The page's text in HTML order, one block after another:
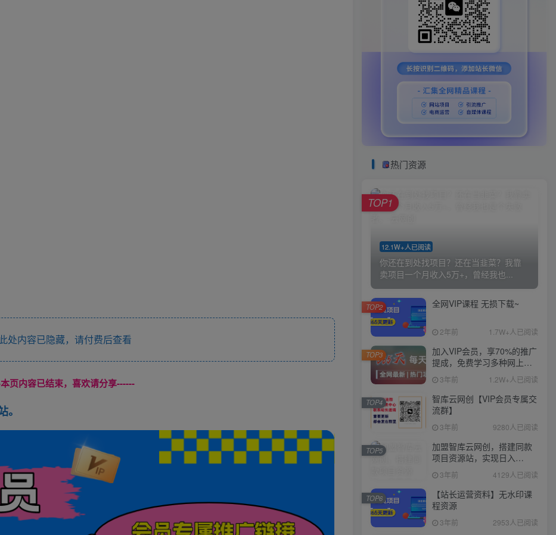
此处内容已隐藏，请付费后查看
页内容已结束，喜欢请分享------
热门资源
12.1W+人已阅读
你还在到处找项目？还在当韭菜？我靠
卖项目一个月收入5万+，曾经我也...
TOP1
全网VIP课程 无损下载~
2年前 1.7W+人已阅读
TOP2
加入VIP会员，享70%的推广
提成，免费学习多种网上创
业课程，菜鸟秒变大神！
3年前 1.2W+人已阅读
TOP3
智库云网创【VIP会员专属交
流群】
3年前 9280人已阅读
TOP4
加盟智库云网创，搭建同款
项目资源站，实现日入
2000+
3年前 4129人已阅读
TOP5
【站长运营资料】无水印课
程资源
3年前 2953人已阅读
TOP6